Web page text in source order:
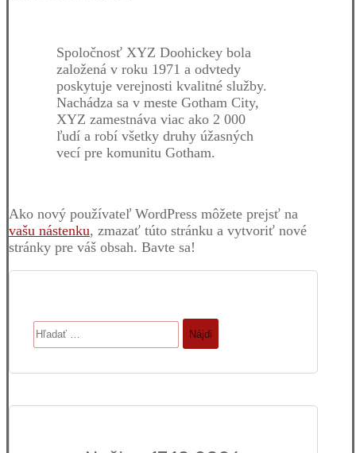
Spoločnosť XYZ Doohickey bola
založená v roku 1971 a odvtedy
poskytuje verejnosti kvalitné služby.
Nachádza sa v meste Gotham City,
XYZ zamestnáva viac ako 2 000
ľudí a robí všetky druhy úžasných
vecí pre komunitu Gotham.
Ako nový používateľ WordPress môžete prejsť na
vašu nástenku, zmazať túto stránku a vytvoriť nové
stránky pre váš obsah. Bavte sa!
Hľadať: